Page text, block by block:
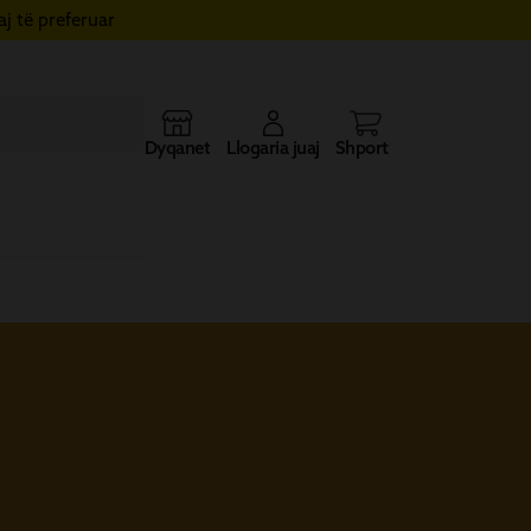
të preferuar
Dyqanet Llogaria juaj Shporta